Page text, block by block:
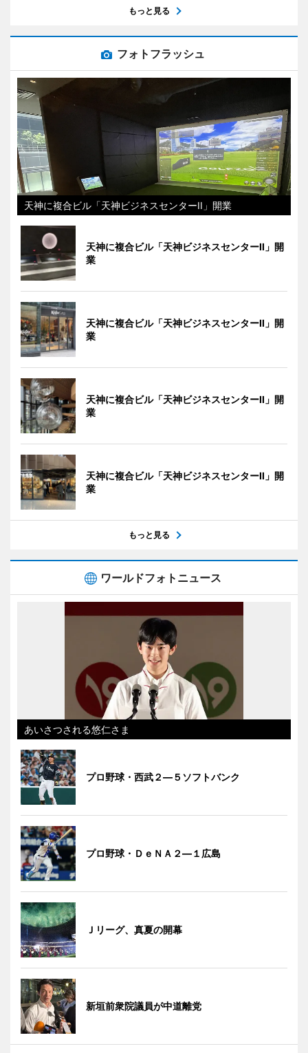
もっと見る
フォトフラッシュ
天神に複合ビル「天神ビジネスセンターII」開業
天神に複合ビル「天神ビジネスセンターII」開
業
天神に複合ビル「天神ビジネスセンターII」開
業
天神に複合ビル「天神ビジネスセンターII」開
業
天神に複合ビル「天神ビジネスセンターII」開
業
もっと見る
ワールドフォトニュース
あいさつされる悠仁さま
プロ野球・西武２―５ソフトバンク
プロ野球・ＤｅＮＡ２―１広島
Ｊリーグ、真夏の開幕
新垣前衆院議員が中道離党